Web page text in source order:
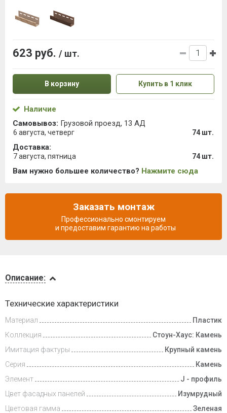
и оплата
Описание:
Технические характеристики
Материал
Пластик
Коллекция
Стоун-Хаус: Камень
Имитация фактуры
Крупный камень
Серия
Камень
Элемент
J - профиль
Цвет фасадных панелей
Изумрудный
Цветовая гамма
Зеленая
623 руб. / шт.
В корзину Купить в 1 клик
Наличие
Самовывоз: Грузовой проезд, 13 АД
6 августа, четверг 74 шт.
Доставка:
7 августа, пятница 74 шт.
Вам нужно большее количество? Нажмите сюда
Заказать монтаж
Профессионально смонтируем
и предоставим гарантию на работы